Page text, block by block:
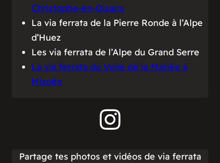
Christophe-en-Oisans
La via ferrata de la Pierre Ronde à l’Alpe
d’Huez
Les via ferrata de l’Alpe du Grand Serre
La via ferrata du Voile de la Mariée à
Mizoën
Partage tes photos et vidéos de via ferrata